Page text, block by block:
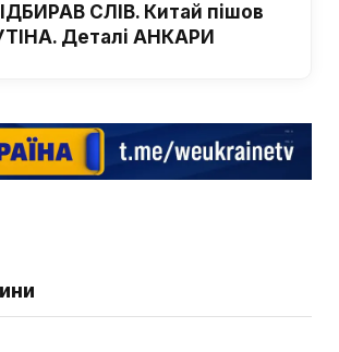
СЛІВ. Китай пішов
Деталі АНКАРИ